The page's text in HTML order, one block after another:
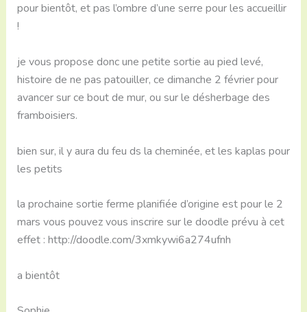
pour bientôt, et pas l’ombre d’une serre pour les accueillir
!
je vous propose donc une petite sortie au pied levé,
histoire de ne pas patouiller, ce dimanche 2 février pour
avancer sur ce bout de mur, ou sur le désherbage des
framboisiers.
bien sur, il y aura du feu ds la cheminée, et les kaplas pour
les petits
la prochaine sortie ferme planifiée d’origine est pour le 2
mars vous pouvez vous inscrire sur le doodle prévu à cet
effet : http://doodle.com/3xmkywi6a274ufnh
a bientôt